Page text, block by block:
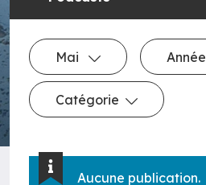
Mai Année
Catégorie
Aucune publication.